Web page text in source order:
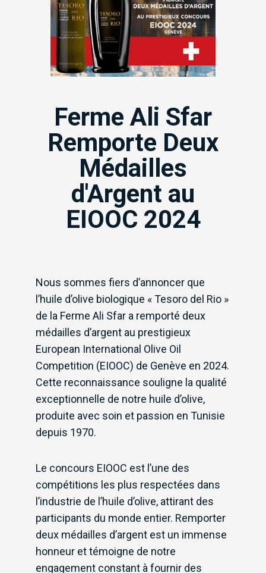
Ferme Ali Sfar
Remporte Deux
Médailles
d'Argent au
EIOOC 2024
Nous sommes fiers d’annoncer que
l’huile d’olive biologique « Tesoro del Rio »
de la Ferme Ali Sfar a remporté deux
médailles d’argent au prestigieux
European International Olive Oil
Competition (EIOOC) de Genève en 2024.
Cette reconnaissance souligne la qualité
exceptionnelle de notre huile d’olive,
produite avec soin et passion en Tunisie
depuis 1970.
Le concours EIOOC est l’une des
compétitions les plus respectées dans
l’industrie de l’huile d’olive, attirant des
participants du monde entier. Remporter
deux médailles d’argent est un immense
honneur et témoigne de notre
engagement constant à fournir des